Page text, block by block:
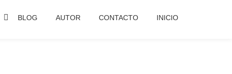
BLOG AUTOR CONTACTO INICIO